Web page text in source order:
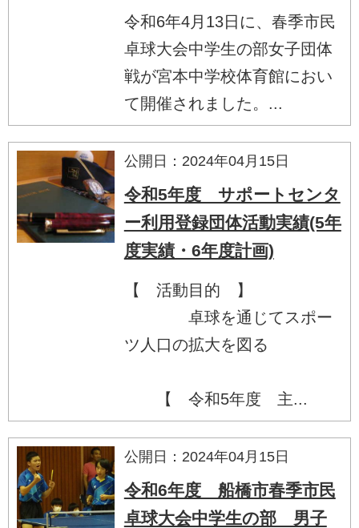
令和6年4月13日に、春季市民
卓球大会中学生の部女子団体
戦が宮本中学校体育館におい
て開催されました。...
公開日：2024年04月15日
令和5年度 サポートセンタ
ー利用登録団体活動実績(5年
度実績・6年度計画)
【 活動目的 】
卓球を通じてスポー
ツ人口の拡大を図る
【 令和5年度 主...
公開日：2024年04月15日
令和6年度 船橋市春季市民
卓球大会中学生の部 男子